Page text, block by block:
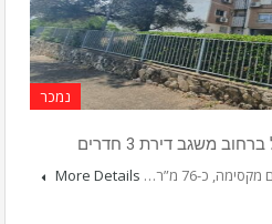
נמכר
משגב דירת 3 חדרים
More Details